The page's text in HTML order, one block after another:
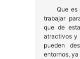
Que es
trabajar
que de
atractivos y
pueden
entornos,